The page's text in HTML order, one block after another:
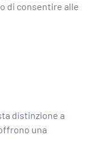
di consentire alle
distinzione a
una